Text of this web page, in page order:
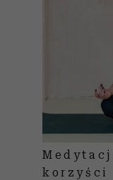
korzyści